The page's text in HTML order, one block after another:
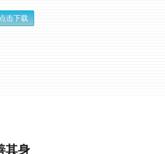
击下载
其身